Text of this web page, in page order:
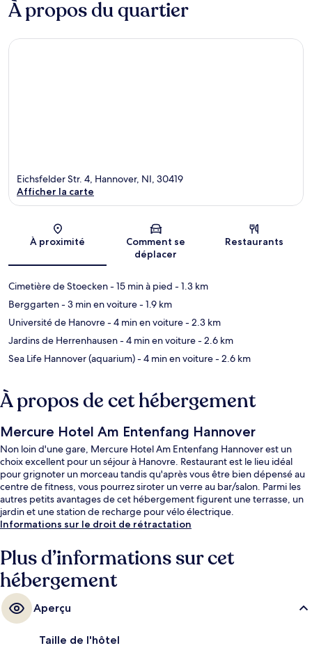
À propos du quartier
Carte
Eichsfelder Str. 4, Hannover, NI, 30419
Afficher la carte
À proximité
Comment se
déplacer
Restaurants
Cimetière de Stoecken- 15 min à pied - 1.3 km
Berggarten- 3 min en voiture- 1.9 km
Université de Hanovre- 4 min en voiture- 2.3 km
Jardins de Herrenhausen- 4 min en voiture- 2.6 km
Sea Life Hannover (aquarium)- 4 min en voiture- 2.6 km
À propos de cet hébergement
Mercure Hotel Am Entenfang Hannover
Non loin d'une gare, Mercure Hotel Am Entenfang Hannover est un
choix excellent pour un séjour à Hanovre. Restaurant est le lieu idéal
pour grignoter un morceau tandis qu'après vous être bien dépensé au
centre de fitness, vous pourrez siroter un verre au bar/salon. Parmi les
autres petits avantages de cet hébergement figurent une terrasse, un
jardin et une station de recharge pour vélo électrique.
Informations sur le droit de rétractation
Plus d’informations sur cet
hébergement
Aperçu
Taille de l'hôtel